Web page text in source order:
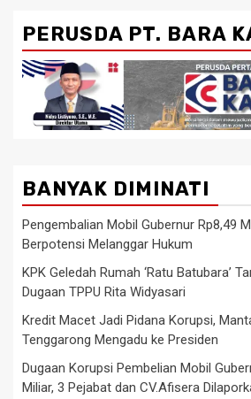
PERUSDA PT. BARA
BANYAK DIMINATI
Pengembalian Mobil Gubernur Rp8,49
Berpotensi Melanggar Hukum
KPK Geledah Rumah ‘Ratu Batubara’
Dugaan TPPU Rita Widyasari
Kredit Macet Jadi Pidana Korupsi,
Tenggarong Mengadu ke Presiden
Dugaan Korupsi Pembelian Mobil
Miliar, 3 Pejabat dan CV.Afisera